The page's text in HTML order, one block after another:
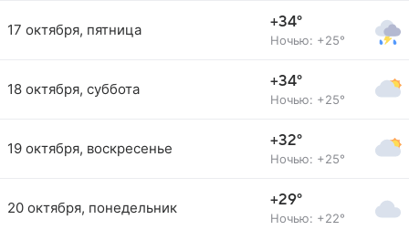
17 октября, пятница +34°
Ночью: +25°
18 октября, суббота +34°
Ночью: +25°
19 октября, воскресенье +32°
Ночью: +25°
20 октября, понедельник +29°
Ночью: +22°